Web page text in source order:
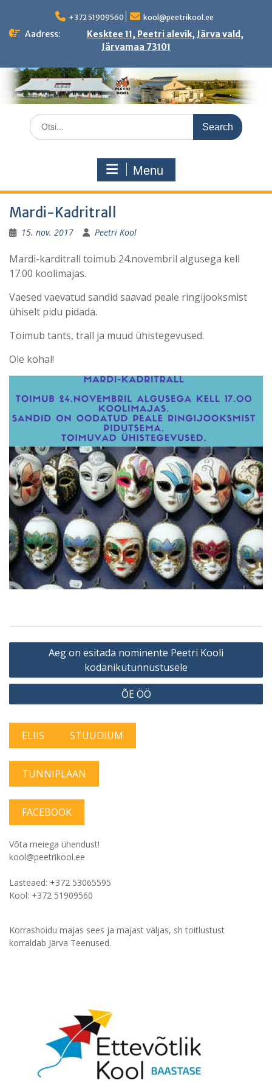
content
+372 51909560 kool@peetrikool.ee
Aadress:
Kesktee 11, Peetri alevik, Järva vald,
Järvamaa 73101
Search
for:
Menu
Mardi-Kadritrall
15. nov. 2017 Peetri Kool
Mardi-karditrall toimub 24.novembril algusega kell
17.00 koolimajas.
Vaesed vaevatud sandid saavad peale ringijooksmist
ühiselt pidu pidada.
Toimub tants, trall ja muud ühistegevused.
Ole kohal!
Navigeerimine
Aeg on esitada nominente Peetri Kooli
kodanikutunnustusele
ÕE ÖÖ
ELIIS STUUDIUM
TUNNIPLAAN
FACEBOOK
Võta meiega ühendust!
kool@peetrikool.ee
Lasteaed: +372 53065595
Kool: +372 51909560
Korrashoidu majas sees ja majast väljas, sh toitlustust
korraldab Järva Teenused.